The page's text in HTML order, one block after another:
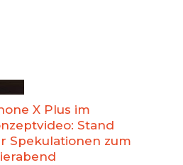
X Plus im
Stand
Spekulationen zum